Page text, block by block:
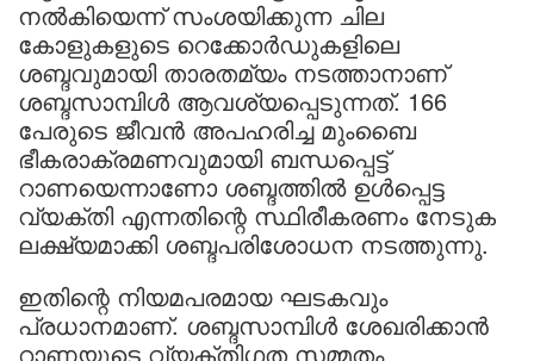
നല്‍കിയെന്ന് സംശയിക്കുന്ന ചില
കോളുകളുടെ റെക്കോര്‍ഡുകളിലെ
ശബ്ദവുമായി താരതമ്യം നടത്താനാണ്
ശബ്ദസാമ്പിള്‍ ആവശ്യപ്പെടുന്നത്. 166
പേരുടെ ജീവന്‍ അപഹരിച്ച മുംബൈ
ഭീകരാക്രമണവുമായി ബന്ധപ്പെട്ട്
റാണയെന്നാണോ ശബ്ദത്തില്‍ ഉള്‍പ്പെട്ട
വ്യക്തി എന്നതിന്റെ സ്ഥിരീകരണം നേടുക
ലക്ഷ്യമാക്കി ശബ്ദപരിശോധന നടത്തുന്നു.
ഇതിന്റെ നിയമപരമായ ഘടകവും
പ്രധാനമാണ്. ശബ്ദസാമ്പിള്‍ ശേഖരിക്കാന്‍
റാണയുടെ വ്യക്തിഗത സമ്മതം